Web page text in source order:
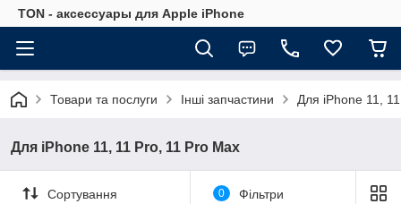
TON - аксессуары для Apple iPhone
Товари та послуги Інші запчастини Для iPhone 11,
Для iPhone 11, 11 Pro, 11 Pro Max
Сортування 0 Фільтри